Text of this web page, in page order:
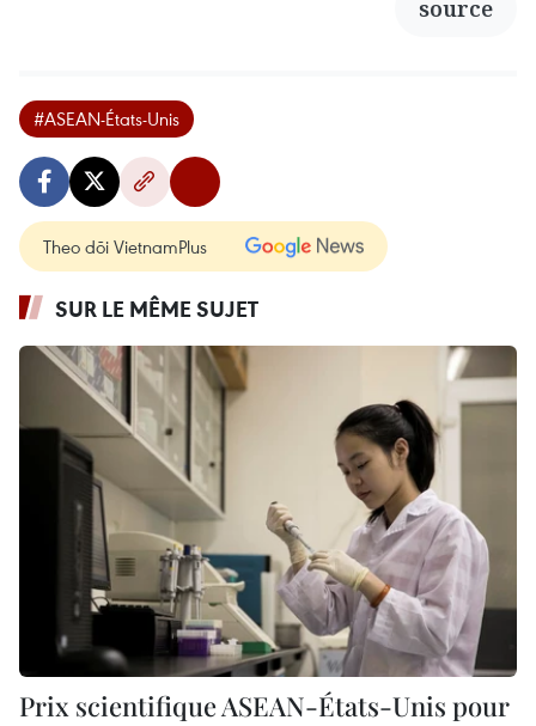
source
#ASEAN-États-Unis
Theo dõi VietnamPlus
SUR LE MÊME SUJET
Prix scientifique ASEAN-États-Unis pour